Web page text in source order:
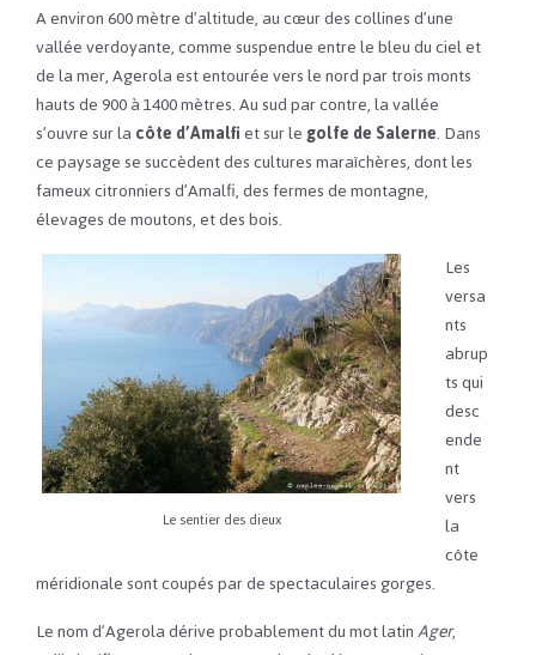
A environ 600 mètre d’altitude, au cœur des collines d’une
vallée verdoyante, comme suspendue entre le bleu du ciel et
de la mer, Agerola est entourée vers le nord par trois monts
hauts de 900 à 1400 mètres. Au sud par contre, la vallée
s’ouvre sur lacôte d’Amalfiet sur legolfe de Salerne. Dans
ce paysage se succèdent des cultures maraîchères, dont les
fameux citronniers d’Amalfi, des fermes de montagne,
élevages de moutons, et des bois.
Le sentier des dieux
Les
versa
nts
abrup
ts qui
desc
ende
nt
vers
la
côte
méridionale sont coupés par de spectaculaires gorges.
Le nom d’Agerola dérive probablement du mot latinAger,